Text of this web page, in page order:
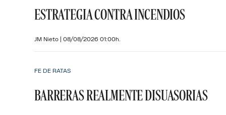
ESTRATEGIA CONTRA INCENDIOS
JM Nieto | 08/08/2026 01:00h.
FE DE RATAS
BARRERAS REALMENTE DISUASORIAS